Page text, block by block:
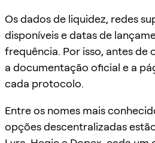
Os dados de liquidez, redes
disponíveis e datas de
frequência. Por isso, antes de
a documentação oficial e a
cada protocolo.
Entre os nomes mais
opções descentralizadas